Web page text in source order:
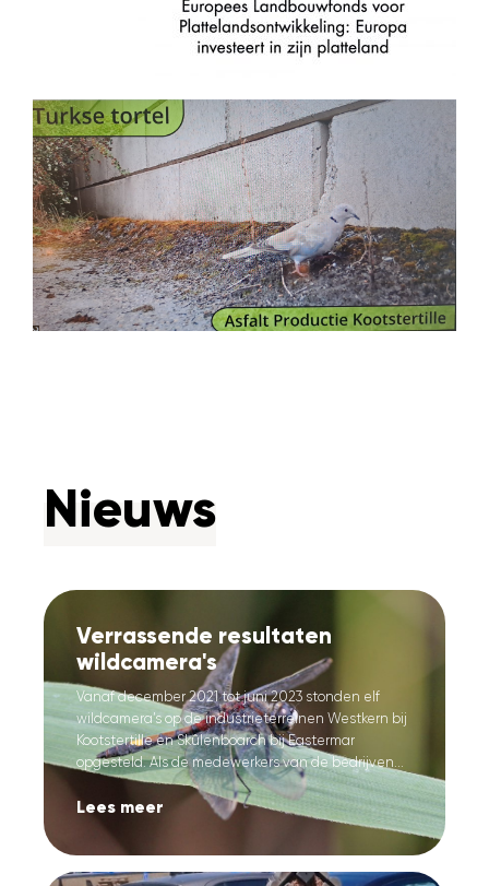
Nieuws
Verrassende resultaten
wildcamera's
Vanaf december 2021 tot juni 2023 stonden elf
wildcamera’s op de industrieterreinen Westkern bij
Kootstertille en Skûlenboarch bij Eastermar
opgesteld. Als de medewerkers van de bedrijven...
Lees meer